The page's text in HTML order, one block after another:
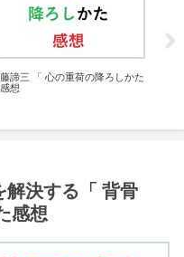
諦三 「 心の重荷の降ろしかた
感想
解決する「 背骨
感想